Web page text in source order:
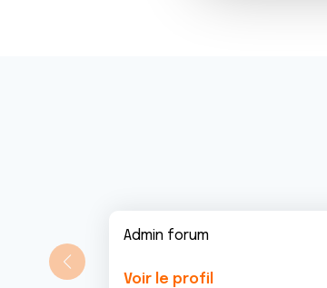
n
Admin forum
Voir le profil